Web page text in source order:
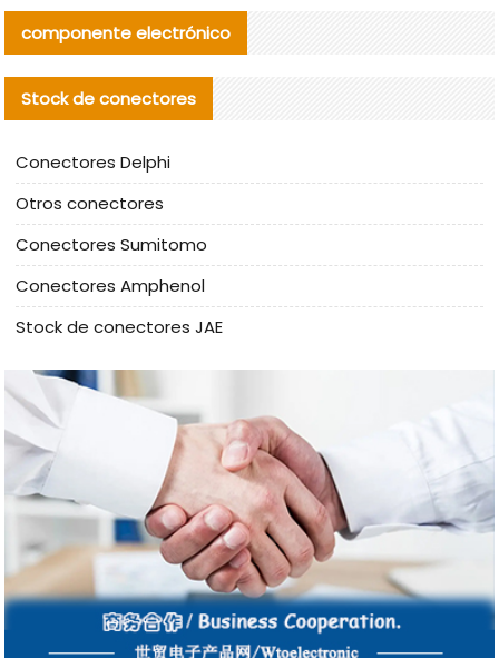
componente electrónico
Stock de conectores
Conectores Delphi
Otros conectores
Conectores Sumitomo
Conectores Amphenol
Stock de conectores JAE